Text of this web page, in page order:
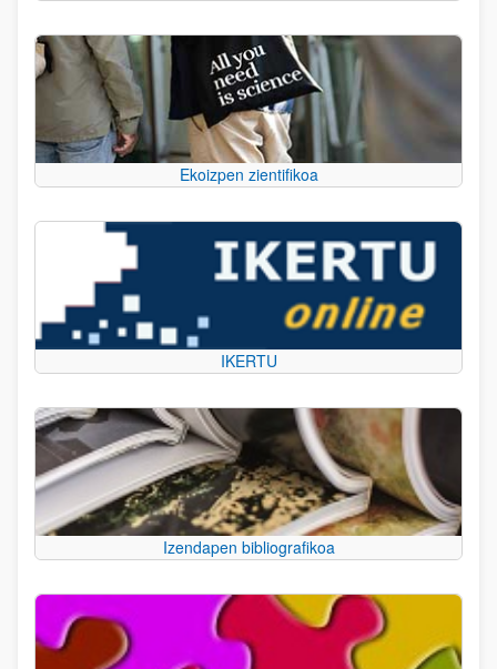
Ekoizpen zientifikoa
IKERTU
Izendapen bibliografikoa